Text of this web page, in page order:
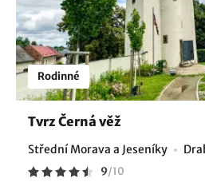
Rodinné
Tvrz Černá věž
Střední Morava a Jeseníky
9/10